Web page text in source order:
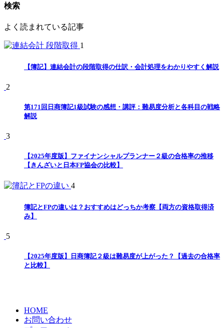
検索
よく読まれている記事
1
【簿記】連結会計の段階取得の仕訳・会計処理をわかりやすく解説
2
第171回日商簿記1級試験の感想・講評：難易度分析と各科目の戦略
解説
3
【2025年度版】ファイナンシャルプランナー２級の合格率の推移
【きんざいと日本FP協会の比較】
4
簿記とFPの違いは？おすすめはどっちか考察【両方の資格取得済
み】
5
【2025年度版】日商簿記２級は難易度が上がった？【過去の合格率
と比較】
HOME
お問い合わせ